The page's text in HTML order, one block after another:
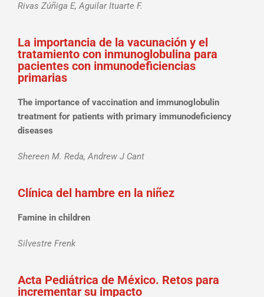
Rivas Zúñiga E, Aguilar Ituarte F.
La importancia de la vacunación y el
tratamiento con inmunoglobulina para
pacientes con inmunodeficiencias
primarias
The importance of vaccination and immunoglobulin
treatment for patients with primary immunodeficiency
diseases
Shereen M. Reda, Andrew J Cant
Clínica del hambre en la niñez
Famine in children
Silvestre Frenk
Acta Pediátrica de México. Retos para
incrementar su impacto